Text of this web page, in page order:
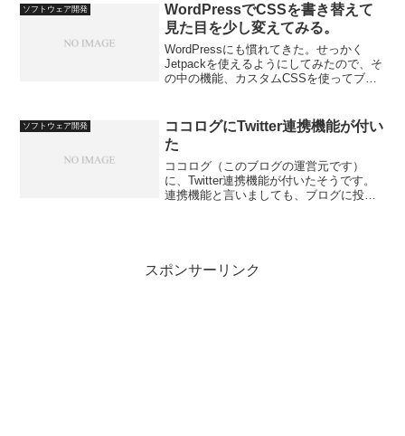
ソフトウェア開発
WordPressでCSSを書き替えて
見た目を少し変えてみる。
WordPressにも慣れてきた。せっかく
Jetpackを使えるようにしてみたので、そ
の中の機能、カスタムCSSを使ってブロ
周りの見た目が申し訳ないがカ...
ソフトウェア開発
ココログにTwitter連携機能が付い
た
ココログ（このブログの運営元です）
に、Twitter連携機能が付いたそうです。
連携機能と言いましても、ブログに投稿
スポンサーリンク